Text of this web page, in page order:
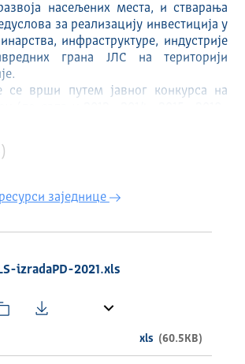
насељених места, и стварања
за реализацију инвестиција у
инфраструктуре, индустрије
грана ЈЛС на територији
се врши путем јавног конкурса на
и то према критеријумима за
која се дефинишу у складу са
и потребама ЈЛС.
заједнице
izradaPD-2021.xls
xls (60.5KB)